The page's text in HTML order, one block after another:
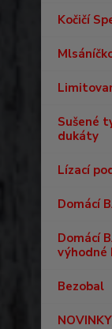
Kočičí
Sušené
dukáty
Lízací
Domácí
Domácí
výhodné
Bezobal
NOVINKY